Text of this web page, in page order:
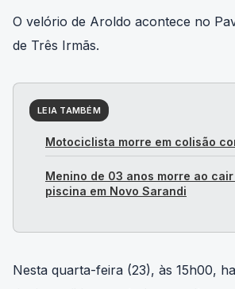
LEIA TAMBÉM
Motociclista morre em colisão
Menino de 03 anos morre ao
piscina em Novo Sarandi
Nesta quarta-feira (23), às 15h00,